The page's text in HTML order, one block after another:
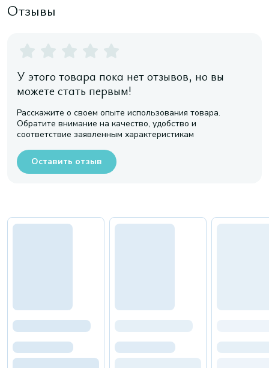
Отзывы
У этого товара пока нет отзывов, но вы
можете стать первым!
Расскажите о своем опыте использования товара.
Обратите внимание на качество, удобство и
соответствие заявленным характеристикам
Оставить отзыв